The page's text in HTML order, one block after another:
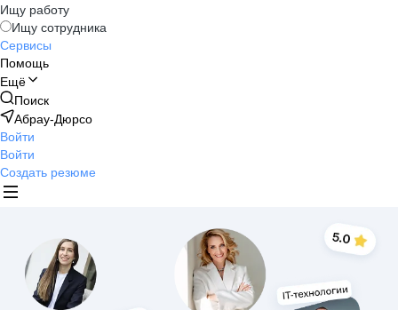
Ищу работу
Ищу сотрудника
Сервисы
Помощь
Ещё
Поиск
Абрау-Дюрсо
Войти
Войти
Создать резюме